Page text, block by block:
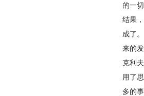
的一
结果
成了
来的
克利
用了
多的